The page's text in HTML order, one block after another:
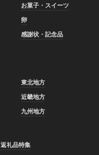
お菓子・スイーツ
卵
感謝状・記念品
東北地方
近畿地方
九州地方
礼品特集